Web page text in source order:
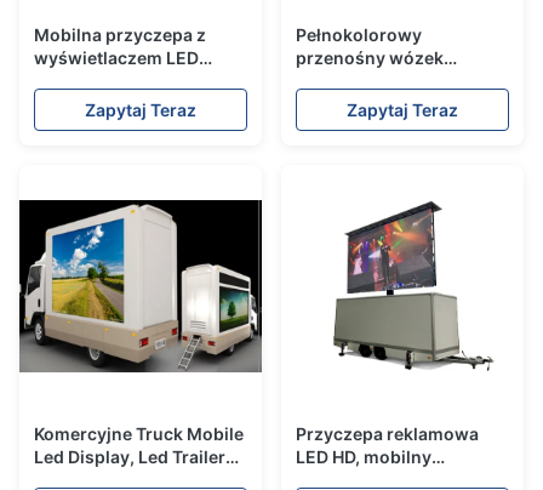
Mobilna przyczepa z
wyświetlaczem LED
SMD2727Zapytaj Teraz
Pełnokolorowy
przenośny wózek
wyściółką z szafką 1280 *
960 mm
Zapytaj Teraz
Komercyjne Truck Mobile
Led Display, Led Trailer
Przyczepa reklamowa
LED HD, mobilny